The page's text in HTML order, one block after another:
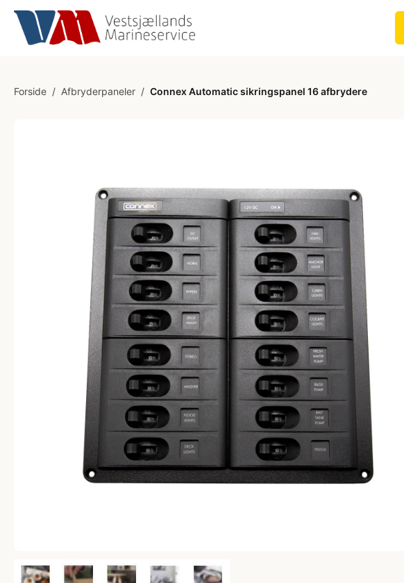
Forside / Afbryderpaneler / Connex Automatic sikringspanel 16 afbrydere